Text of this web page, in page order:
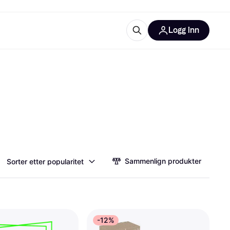
Logg inn
Sorter etter popularitet Sammenlign produkter
-12%